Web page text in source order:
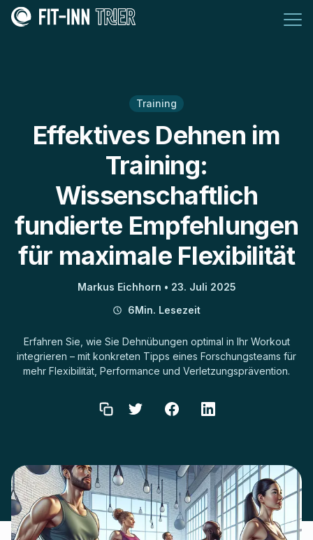
Training
Effektives Dehnen im
Training:
Wissenschaftlich
fundierte Empfehlungen
für maximale Flexibilität
Markus Eichhorn • 23. Juli 2025
6Min. Lesezeit
Erfahren Sie, wie Sie Dehnübungen optimal in Ihr Workout
integrieren – mit konkreten Tipps eines Forschungsteams für
mehr Flexibilität, Performance und Verletzungsprävention.